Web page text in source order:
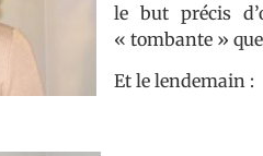
le but précis
« tombante »
Et le lendemain :